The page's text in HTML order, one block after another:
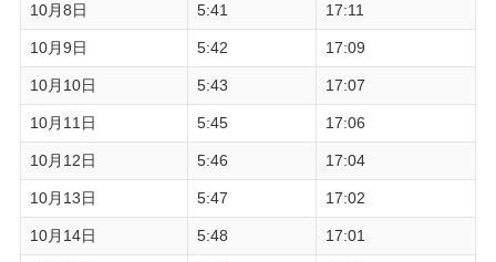
10月8日 5:41 17:11
10月9日 5:42 17:09
10月10日 5:43 17:07
10月11日 5:45 17:06
10月12日 5:46 17:04
10月13日 5:47 17:02
10月14日 5:48 17:01